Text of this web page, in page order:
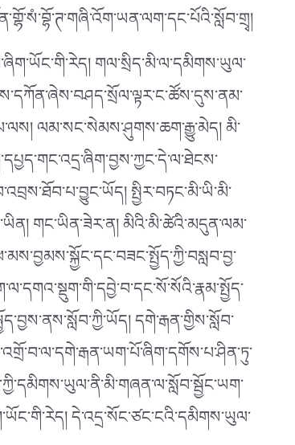
གལ་སྲིད་མི་ལ་དམིགས་ཡུལ་
ལམ་སང་སེམས་ཤུགས་ཆག་རྒྱུ་མེད། མི་
སྤྱིར་བཏང་མི་ཡི་མི་
གང་ཡིན་ཟེར་ན། མིའི་མི་ཚེའི་མདུན་ལམ་
དགེ་རྒན་གྱིས་སློབ་
དེ་འདྲ་སོང་ཙང་ངའི་དམིགས་ཡུལ་